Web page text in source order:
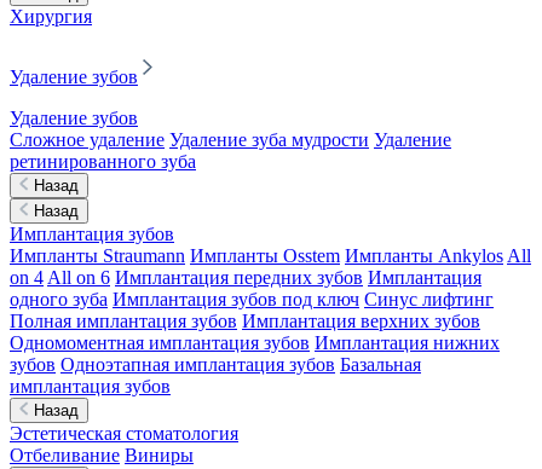
Хирургия
Удаление зубов
Удаление зубов
Сложное удаление Удаление зуба мудрости Удаление
ретинированного зуба
Назад
Назад
Имплантация зубов
Импланты Straumann Импланты Osstem Импланты Ankylos All
on 4 All on 6 Имплантация передних зубов Имплантация
одного зуба Имплантация зубов под ключ Синус лифтинг
Полная имплантация зубов Имплантация верхних зубов
Одномоментная имплантация зубов Имплантация нижних
зубов Одноэтапная имплантация зубов Базальная
имплантация зубов
Назад
Эстетическая стоматология
Отбеливание Виниры